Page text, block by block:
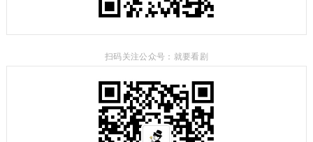
扫码关注公众号：就要看剧